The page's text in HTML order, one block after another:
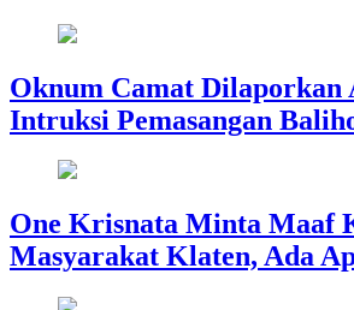
Oknum Camat Dilaporkan
Intruksi Pemasangan
One Krisnata Minta Maaf
Masyarakat Klaten, Ada